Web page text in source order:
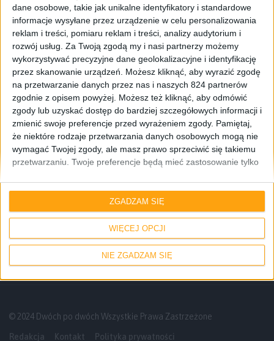
dane osobowe, takie jak unikalne identyfikatory i standardowe
informacje wysyłane przez urządzenie w celu personalizowania
reklam i treści, pomiaru reklam i treści, analizy audytorium i
rozwój usług. Za Twoją zgodą my i nasi partnerzy możemy
wykorzystywać precyzyjne dane geolokalizacyjne i identyfikację
przez skanowanie urządzeń. Możesz kliknąć, aby wyrazić zgodę
na przetwarzanie danych przez nas i naszych 824 partnerów
zgodnie z opisem powyżej. Możesz też kliknąć, aby odmówić
zgody lub uzyskać dostęp do bardziej szczegółowych informacji i
zmienić swoje preferencje przed wyrażeniem zgody. Pamiętaj,
że niektóre rodzaje przetwarzania danych osobowych mogą nie
wymagać Twojej zgody, ale masz prawo sprzeciwić się takiemu
przetwarzaniu. Twoje preferencje będą mieć zastosowanie tylko
przycisk "Prywatność" na dole strony.
WIĘCEJ OPCJI
NIE ZGADZAM SIĘ
ZGADZAM SIĘ
Samsung Galaxy Note 4 Iron Man Edition.
Wszystko co musisz wiedzieć o naszej
limitowanej wersji Note’a
© 2024 Dwóch po dwóch Wszystkie Prawa Zastrzeżone
Redakcja Kontakt Polityka prywatności